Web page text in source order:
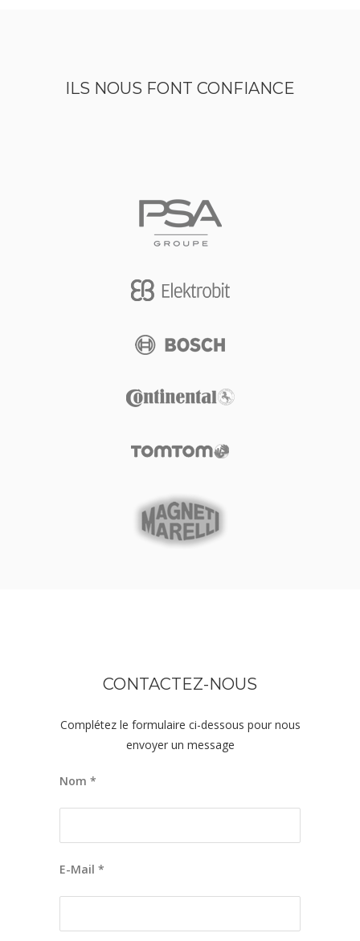
ILS NOUS FONT CONFIANCE
CONTACTEZ-NOUS
Complétez le formulaire ci-dessous pour nous
envoyer un message
Nom *
E-Mail *